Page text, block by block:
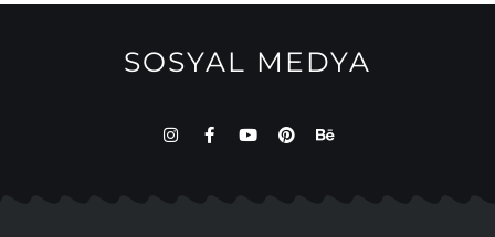
SOSYAL MEDYA